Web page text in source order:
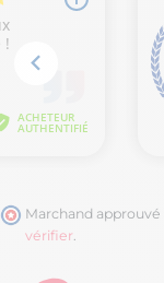
Marchand approuvé
vérifier.